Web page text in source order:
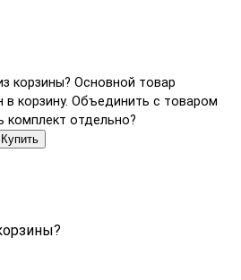
корзины? Основной товар
корзину. Объединить с товаром
комплект отдельно?
Купить